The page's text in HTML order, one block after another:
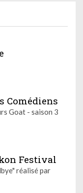
Comédiens
Goat - saison 3
Festival
réalisé par